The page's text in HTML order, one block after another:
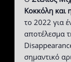
Κοκκόλη και
το 2022 για
αποτέλεσμα
σημαντικό